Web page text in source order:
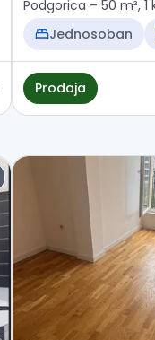
Podgorica – 50 m², 1
162.000 €
Jednosoban
Prodaja